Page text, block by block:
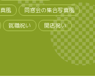
風
同窓会の集合写真風
就職祝い
開店祝い